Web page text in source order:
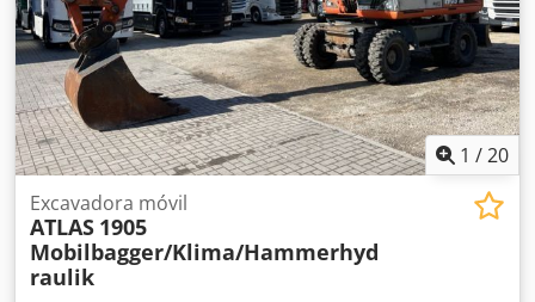
1 /20
Excavadora móvil
ATLAS 1905
Mobilbagger/Klima/Hammerhyd
raulik